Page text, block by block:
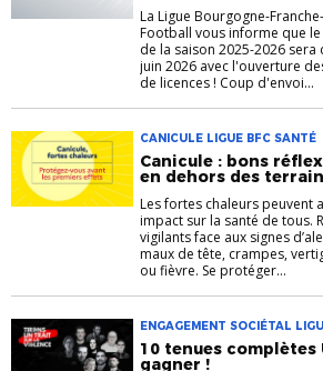
La Ligue Bourgogne-
Football vous informe que
de la saison 2025-2026 sera
juin 2026 avec l'ouverture
de licences ! Coup d'envoi...
CANICULE LIGUE BFC SANTÉ
Canicule : bons
en dehors des
Les fortes chaleurs peuvent
impact sur la santé de tous.
vigilants face aux signes
maux de tête, crampes,
ou fièvre. Se protéger...
ENGAGEMENT SOCIÉTAL
CONTRE LES VIOLENCES
SUR LA VIOLENCE
10 tenues complètes
gagner !